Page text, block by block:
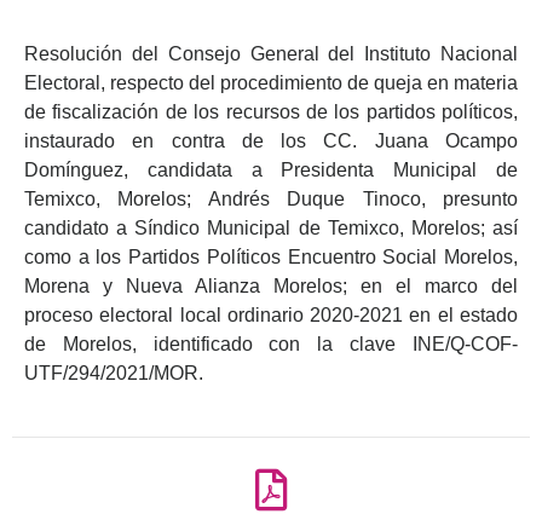
Resolución del Consejo General del Instituto Nacional
Electoral, respecto del procedimiento de queja en materia
de fiscalización de los recursos de los partidos políticos,
instaurado en contra de los CC. Juana Ocampo
Domínguez, candidata a Presidenta Municipal de
Temixco, Morelos; Andrés Duque Tinoco, presunto
candidato a Síndico Municipal de Temixco, Morelos; así
como a los Partidos Políticos Encuentro Social Morelos,
Morena y Nueva Alianza Morelos; en el marco del
proceso electoral local ordinario 2020-2021 en el estado
de Morelos, identificado con la clave INE/Q-COF-
UTF/294/2021/MOR.